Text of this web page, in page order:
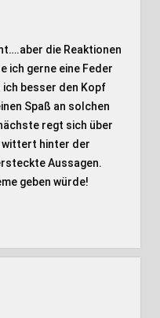
die Reaktionen
ich gerne eine Feder
besser den Kopf
Spaß an solchen
regt sich über
wittert hinter der
Aussagen.
geben würde!